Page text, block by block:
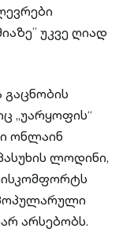
უკვე ღიად
„უარყოფის“
ონლაინ
ლოდინი,
არსებობს.